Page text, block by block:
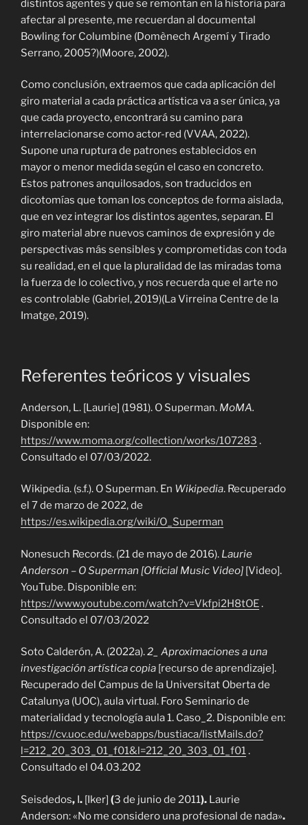
distintos agentes y que se remontan en la historia para
afectar al presente, me recuerdan al documental
Bowling for Columbine (Domènech Argemí y Tirado
Serrano, 2005?)(Moore, 2002).
Como conclusión, extraemos que cada aplicación del
giro material a cada práctica artística va a ser única, ya
que cada proyecto, encontrará su camino para
interrelacionarse como actor-red (VVAA, 2022).
Supone una ruptura de patrones establecidos en
mayor o menor medida según el caso en concreto.
Estos patrones anquilosados, son traducidos en
dicotomías que toman los conceptos de forma aislada,
que en vez integrar los distintos agentes, separan. El
giro material abre nuevos caminos de expresión y de
perspectivas más sensibles y comprometidas con toda
su realidad, en el que la pluralidad de las miradas toma
la fuerza de lo colectivo, y nos recuerda que el arte no
es controlable (Gabriel, 2019)(La Virreina Centre de la
Imatge, 2019).
Referentes teóricos y visuales
Anderson, L. [Laurie] (1981). O Superman. MoMA.
Disponible en:
https://www.moma.org/collection/works/107283 .
Consultado el 07/03/2022.
Wikipedia. (s.f.). O Superman. En Wikipedia. Recuperado
el 7 de marzo de 2022, de
https://es.wikipedia.org/wiki/O_Superman
Nonesuch Records. (21 de mayo de 2016). Laurie
Anderson – O Superman [Official Music Video] [Video].
YouTube. Disponible en:
https://www.youtube.com/watch?v=Vkfpi2H8tOE.
Consultado el 07/03/2022
Soto Calderón, A. (2022a).2_ Aproximaciones a una
investigación artística copia [recurso de aprendizaje].
Recuperado del Campus de la Universitat Oberta de
Catalunya (UOC), aula virtual. Foro Seminario de
materialidad y tecnología aula 1. Caso_2. Disponible en:
https://cv.uoc.edu/webapps/bustiaca/listMails.do?
l=212_20_303_01_f01&l=212_20_303_01_f01.
Consultado el 04.03.202
Seisdedos, I. [Iker] (3 de junio de 2011). Laurie
Anderson: «No me considero una profesional de nada».